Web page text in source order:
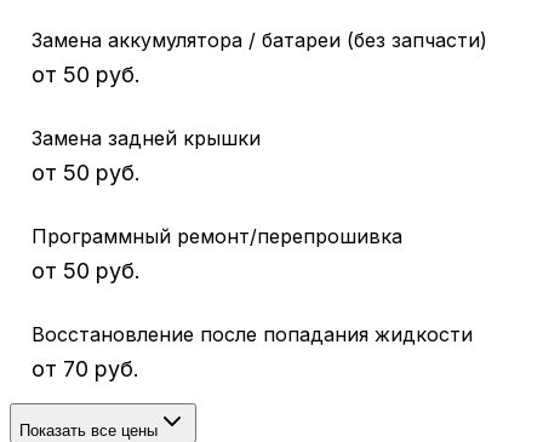
Замена аккумулятора / батареи (без запчасти)
от 50 руб.
Замена задней крышки
от 50 руб.
Программный ремонт/перепрошивка
от 50 руб.
Восстановление после попадания жидкости
от 70 руб.
Показать все цены